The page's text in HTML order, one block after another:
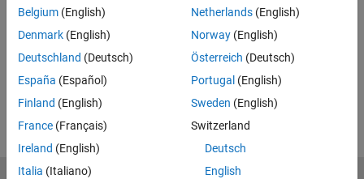
RELATED VIDEOS
Belgium (English)
Denmark (English)
Deutschland (Deutsch)
España (Español)
Finland (English)
France (Français)
Ireland (English)
Italia (Italiano)
Netherlands(English)
Norway(English)
Österreich (Deutsch)
Portugal (English)
Sweden (English)
Switzerland
Deutsch
English